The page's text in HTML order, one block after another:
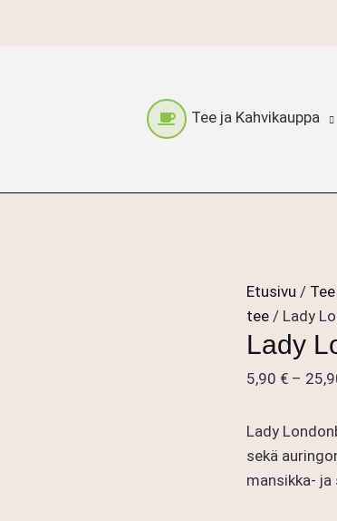
Tee ja Kahvikauppa
Etusivu /
tee / Lady
Lady
5,90 € –
Lady
sekä
mansikka-